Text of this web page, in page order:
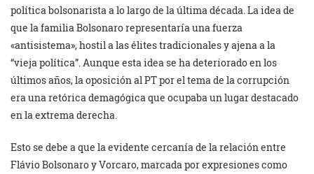
política bolsonarista a lo largo de la última década. La idea de
que la familia Bolsonaro representaría una fuerza
«antisistema», hostil a las élites tradicionales y ajena a la
“vieja política”. Aunque esta idea se ha deteriorado en los
últimos años, la oposición al PT por el tema de la corrupción
era una retórica demagógica que ocupaba un lugar destacado
en la extrema derecha.
Esto se debe a que la evidente cercanía de la relación entre
Flávio Bolsonaro y Vorcaro, marcada por expresiones como